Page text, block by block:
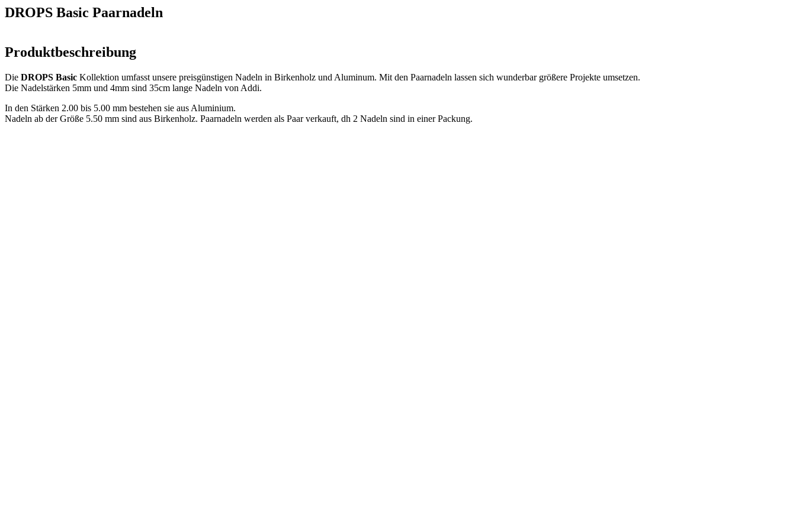
DROPS Basic Paarnadeln
Produktbeschreibung
Die DROPS Basic Kollektion umfasst unsere preisgünstigen Nadeln in Birkenholz und Aluminum. Mit den Paarnadeln lassen sich wunderbar größere Projekte umsetzen.
Die Nadelstärken 5mm und 4mm sind 35cm lange Nadeln von Addi.
In den Stärken 2.00 bis 5.00 mm bestehen sie aus Aluminium.
Nadeln ab der Größe 5.50 mm sind aus Birkenholz. Paarnadeln werden als Paar verkauft, dh 2 Nadeln sind in einer Packung.